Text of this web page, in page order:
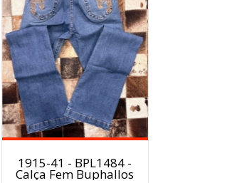
1915-41 - BPL1484 -
Calça Fem Buphallos